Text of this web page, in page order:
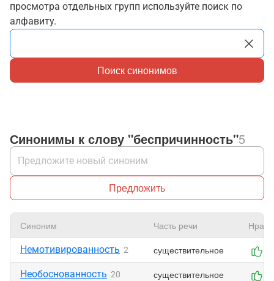
просмотра отдельных групп используйте поиск по
алфавиту.
Поиск синонимов
Синонимы к слову "беспричинность"5
Предложить
Синоним Часть речи
Немотивированность 2 существительное
Необоснованность 20 существительное